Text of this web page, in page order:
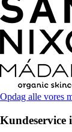
Opdag alle vores